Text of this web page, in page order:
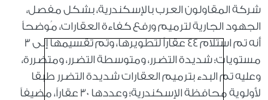
شركة المقاولون العرب بالإسكندرية، بشكل مفصل،
الجهود الجارية لترميم ورفع كفاءة العقارات، مُوضحاً
أنه تم استلام 44 عقاراً لتطويرها، وتم تقسيمها إلى 3
مستويات: شديدة التضرر، ومتوسطة التضرر، ومتضررة،
وعليه تم البدء بترميم العقارات شديدة التضرر طبقا
لأولوية محافظة الإسكندرية؛ وعددها ۳۰ عقاراً، مضيفاً